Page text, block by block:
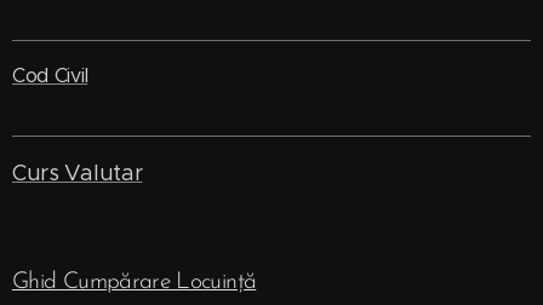
Cod Civil
Curs Valutar
Ghid Cumpărare Locuință